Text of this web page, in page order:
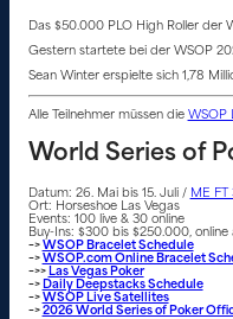
Das $50.000 PLO High Roller der
Gestern startete bei der WSOP
Sean Winter erspielte sich 1,78
Alle Teilnehmer müssen die WSOP
World Series of
Datum: 26. Mai bis 15. Juli / ME FT
Ort: Horseshoe Las Vegas
Events: 100 live & 30 online
Buy-Ins: $300 bis $250.000, online
–>WSOP Bracelet Schedule
–>WSOP.com Online Bracelet
–>> Las Vegas Poker
–> Daily Deepstacks Schedule
–>WSOP Live Satellites
–>2026 World Series of Poker